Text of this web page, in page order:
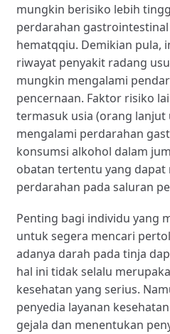
mungkin berisiko lebih
perdarahan
hematqqiu. Demikian pula,
riwayat penyakit radang
mungkin mengalami
pencernaan. Faktor risiko
termasuk usia (orang lanjut
mengalami perdarahan
konsumsi alkohol dalam
obatan tertentu yang
perdarahan pada saluran
Penting bagi individu yang
untuk segera mencari
adanya darah pada tinja
hal ini tidak selalu
kesehatan yang serius.
penyedia layanan
gejala dan menentukan